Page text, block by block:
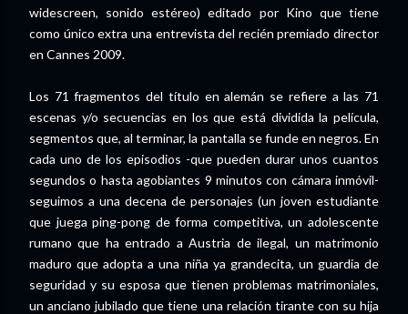
widescreen, sonido estéreo) editado por Kino que tiene
como único extra una entrevista del recién premiado director
en Cannes 2009.
Los 71 fragmentos del título en alemán se refiere a las 71
escenas y/o secuencias en los que está dividida la película,
segmentos que, al terminar, la pantalla se funde en negros. En
cada uno de los episodios -que pueden durar unos cuantos
segundos o hasta agobiantes 9 minutos con cámara inmóvil-
seguimos a una decena de personajes (un joven estudiante
que juega ping-pong de forma competitiva, un adolescente
rumano que ha entrado a Austria de ilegal, un matrimonio
maduro que adopta a una niña ya grandecita, un guardia de
seguridad y su esposa que tienen problemas matrimoniales,
un anciano jubilado que tiene una relación tirante con su hija